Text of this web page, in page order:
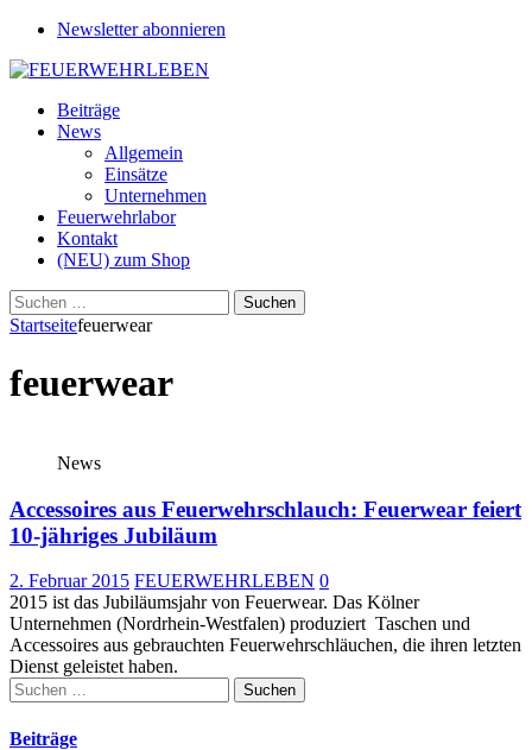
Newsletter abonnieren
Beiträge
News
Allgemein
Einsätze
Unternehmen
Feuerwehrlabor
Kontakt
(NEU) zum Shop
Suchen
nach:
Startseitefeuerwear
feuerwear
News
Accessoires aus Feuerwehrschlauch: Feuerwear feiert
10-jähriges Jubiläum
2. Februar 2015 FEUERWEHRLEBEN 0
2015 ist das Jubiläumsjahr von Feuerwear. Das Kölner
Unternehmen (Nordrhein-Westfalen) produziert Taschen und
Accessoires aus gebrauchten Feuerwehrschläuchen, die ihren letzten
Dienst geleistet haben.
Suchen
nach:
Beiträge